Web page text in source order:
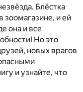
Блёстка
зоомагазине, и ей
она и все
Но это
новых врагов
и узнайте, что